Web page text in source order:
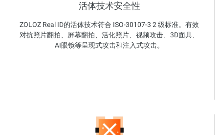
活体技术安全性
ZOLOZ Real ID的活体技术符合 ISO-30107-3 2 级标准。有效
对抗照片翻拍、屏幕翻拍、活化照片、视频攻击、3D面具、
AI眼镜等呈现式攻击和注入式攻击。